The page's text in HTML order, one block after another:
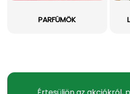
PARFÜMÖK